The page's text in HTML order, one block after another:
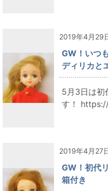
2019年4月29
GW！いつ
ディリカと
5月3日は初
す！
2019年4月27
GW！初代
箱付き